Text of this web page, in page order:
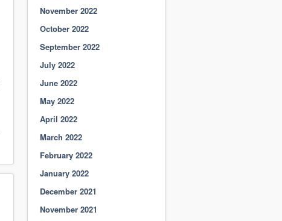
November 2022
October 2022
September 2022
July 2022
June 2022
May 2022
April 2022
March 2022
February 2022
January 2022
December 2021
November 2021